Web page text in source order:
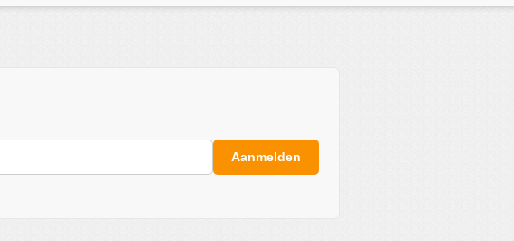
Aanmelden